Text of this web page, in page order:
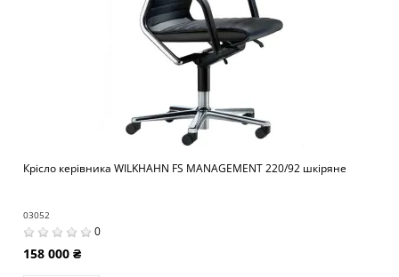
Крісло керівника WILKHAHN FS MANAGEMENT 220/92 шкіряне
03052
0
158 000 ₴